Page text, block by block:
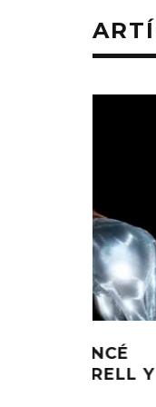
KISS OF
SENCILLO